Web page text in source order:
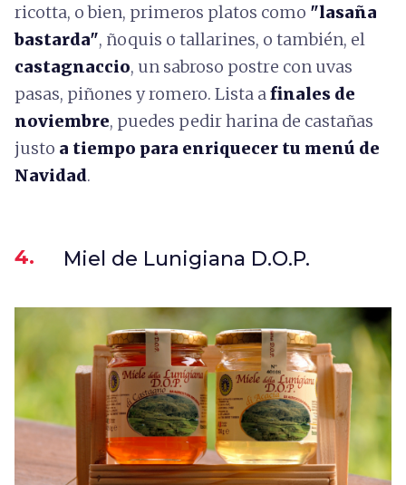
ricotta, o bien, primeros platos como "lasaña
bastarda", ñoquis o tallarines, o también, el
castagnaccio, un sabroso postre con uvas
pasas, piñones y romero. Lista afinales de
noviembre, puedes pedir harina de castañas
justo a tiempo para enriquecer tu menú de
Navidad.
4. Miel de Lunigiana D.O.P.